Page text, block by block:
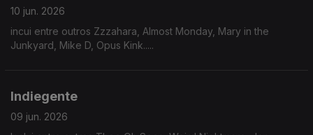
10 jun. 2026
incui entre outros Zzzahara, Almost Monday, Mary in the
Junkyard, Mike D, Opus Kink.....
Indiegente
09 jun. 2026